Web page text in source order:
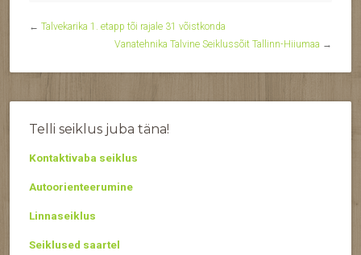
← Talvekarika 1. etapp tõi rajale 31 võistkonda
Vanatehnika Talvine Seiklussõit Tallinn-Hiiumaa →
Telli seiklus juba täna!
Kontaktivaba seiklus
Autoorienteerumine
Linnaseiklus
Seiklused saartel